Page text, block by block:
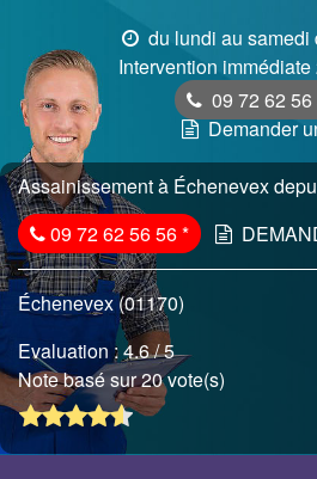
du lundi au samedi
Intervention
09 72 62 56
Demander
Assainissement à Échenevex
09 72 62 56 56*
Échenevex (01170)
Evaluation :4.6/ 5
Note basé sur 20 vote(s)